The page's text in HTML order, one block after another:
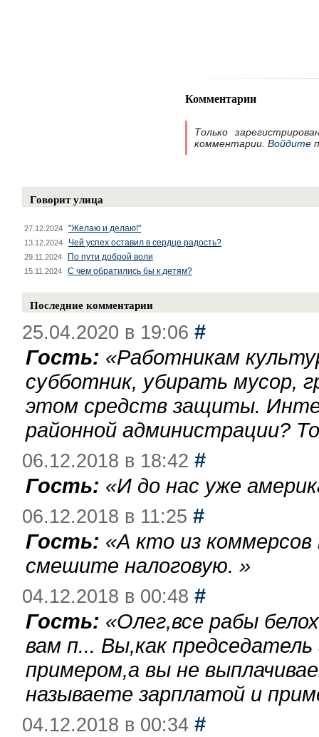
Комментарии
Только
комментарии. Войдите
Говорит улица
27.12.2024 "Желаю и делаю!"
13.12.2024 Чей успех оставил в сердце радость?
29.11.2024 По пути доброй воли
15.11.2024 С чем обратились бы к детям?
Последние комментарии
25.04.2020 в 19:06 #
Гость: «Работникам
субботник, убирать мусор,
этом средств защиты.
районной администрации?
06.12.2018 в 18:42 #
Гость: «И до нас уже
06.12.2018 в 11:25 #
Гость: «А кто из
смешите налоговую. »
04.12.2018 в 00:48 #
Гость: «Олег,все рабы
вам п... Вы,как
примером,а вы не
называете зарплатой и
04.12.2018 в 00:34 #